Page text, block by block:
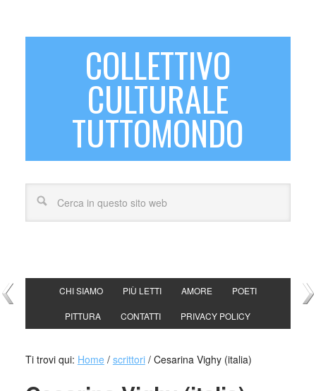
COLLETTIVO
CULTURALE
TUTTOMONDO
CHI SIAMO PIÙ LETTI AMORE POETI
PITTURA CONTATTI PRIVACY POLICY
Ti trovi qui: Home / scrittori /Cesarina Vighy (italia)